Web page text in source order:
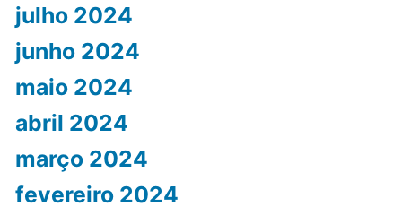
julho 2024
junho 2024
maio 2024
abril 2024
março 2024
fevereiro 2024